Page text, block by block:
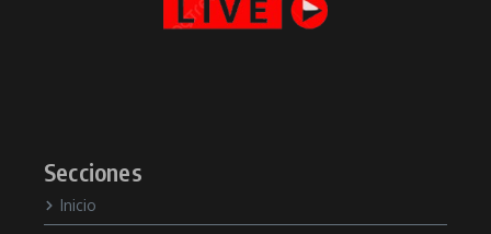
Secciones
Inicio